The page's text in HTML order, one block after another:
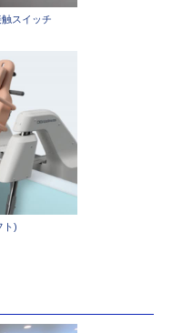
触スイッチ
ト)